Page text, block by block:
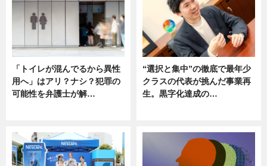
「トイレが混んでるから異性
用へ」はアリ？ナシ？犯罪の
可能性を弁護士が解…
“選択と集中”の徹底で最年少
クラスの代表が挑んだ事業再
生。黒字化達成の…